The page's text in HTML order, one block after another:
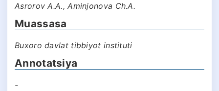
Asrorov A.A., Aminjonova Ch.A.
Muassasa
Buxoro davlat tibbiyot instituti
Annotatsiya
-